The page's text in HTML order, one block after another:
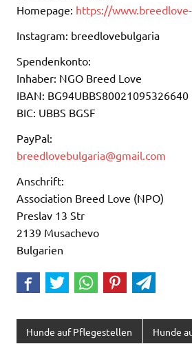
Homepage: https://
Instagram: breedlovebulgaria
Spendenkonto:
Inhaber: NGO Breed Love
IBAN: BG94UBBS80021095326640
BIC: UBBS BGSF
PayPal:
breedlovebulgaria@gmail.com
Anschrift:
Association Breed Love (NPO)
Preslav 13 Str
2139 Musachevo
Bulgarien
Hunde auf Pflegestellen Hunde